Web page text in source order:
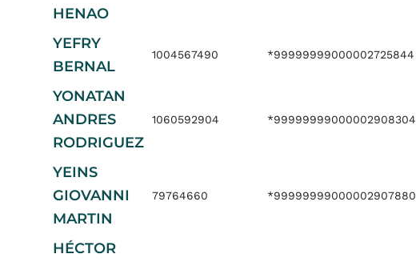
HENAO
YEFRY
BERNAL
1004567490 *99999999000002725844
YONATAN
ANDRES
RODRIGUEZ
1060592904 *99999999000002908304
YEINS
GIOVANNI
MARTIN
79764660 *99999999000002907880
HÉCTOR